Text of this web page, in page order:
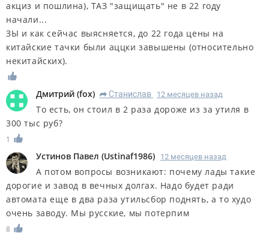
акциз и пошлина), ТАЗ "защищать" не в 22 году
начали...
ЗЫ и как сейчас выясняется, до 22 года цены на
китайские тачки были аццки завышены (относительно
некитайских).
Дмитрий (fox) R Станислав 12 месяцев назад
То есть, он стоил в 2 раза дороже из за утиля в
300 тыс руб?
1
Устинов Павел (Ustinaf1986) 12 месяцев назад
А потом вопросы возникают: почему лады такие
дорогие и завод в вечных долгах. Надо будет ради
автомата еще в два раза утильсбор поднять, а то худо
очень заводу. Мы русские, мы потерпим
8